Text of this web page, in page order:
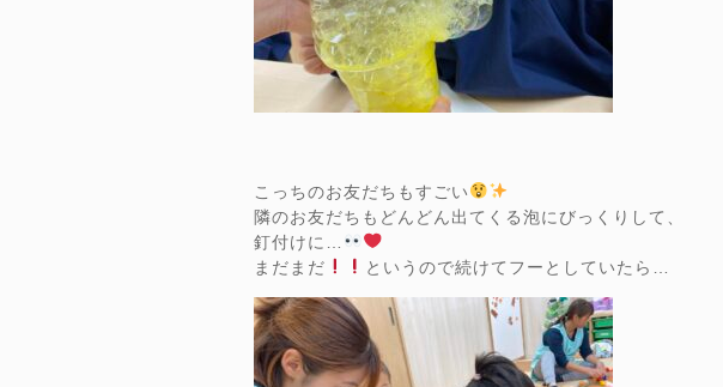
こっちのお友だちもすごい
隣のお友だちもどんどん出てくる泡にびっくりして、
釘付けに…
まだまだ
というので続けてフーとしていたら…